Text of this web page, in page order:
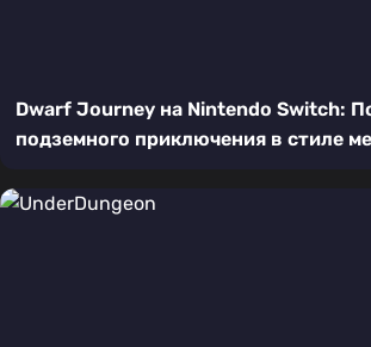
Dwarf Journey на Nintendo Switch:
подземного приключения в стиле